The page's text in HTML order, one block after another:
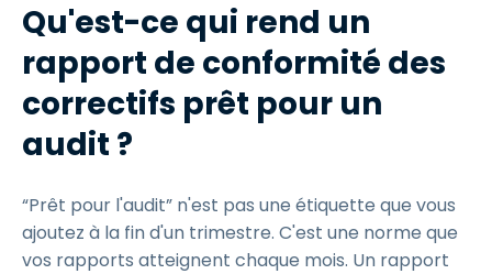
Qu'est-ce qui rend un
rapport de conformité des
correctifs prêt pour un
audit ?
“Prêt pour l'audit” n'est pas une étiquette que vous
ajoutez à la fin d'un trimestre. C'est une norme que
vos rapports atteignent chaque mois. Un rapport